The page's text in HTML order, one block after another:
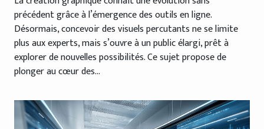
précédent grâce à l’émergence des outils en ligne.
Désormais, concevoir des visuels percutants ne se limite
plus aux experts, mais s’ouvre à un public élargi, prêt à
explorer de nouvelles possibilités. Ce sujet propose de
plonger au cœur des...